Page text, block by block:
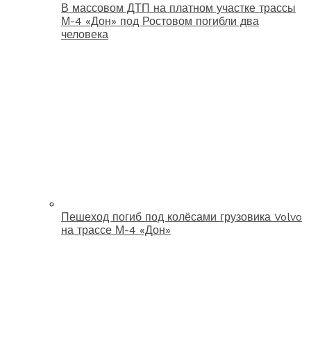
В массовом ДТП на платном участке трассы
М-4 «Дон» под Ростовом погибли два
человека
Пешеход погиб под колёсами грузовика Volvo
на трассе М-4 «Дон»